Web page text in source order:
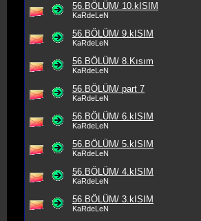
56.BÖLÜM/ 10.kISIM
KaRdeLeN
56.BÖLÜM/ 9.kISIM
KaRdeLeN
56.BÖLÜM/ 8.Kısım
KaRdeLeN
56.BÖLÜM/ part 7
KaRdeLeN
56.BÖLÜM/ 6.kISIM
KaRdeLeN
56.BÖLÜM/ 5.kISIM
KaRdeLeN
56.BÖLÜM/ 4.kISIM
KaRdeLeN
56.BÖLÜM/ 3.kISIM
KaRdeLeN